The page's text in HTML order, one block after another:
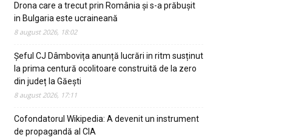
Drona care a trecut prin România și s-a prăbușit
in Bulgaria este ucraineană
8 august 2026, 18:02
Șeful CJ Dâmbovița anunță lucrări in ritm susținut
la prima centură ocolitoare construită de la zero
din județ la Găești
8 august 2026, 17:11
Cofondatorul Wikipedia: A devenit un instrument
de propagandă al CIA